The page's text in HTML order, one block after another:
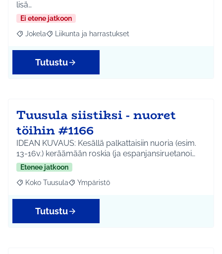
lisä…
Ei etene jatkoon
Rajaa tulokset aihepiirin mukaan: Jokela
Jokela Rajaa tulokset teeman mukaan: Liikunta ja
Liikunta ja harrastukset
Tutustu
Tuusula siistiksi - nuoret
töihin #1166
IDEAN KUVAUS: Kesällä palkattaisiin nuoria (esim.
13-16v.) keräämään roskia (ja espanjansiruetanoi…
Etenee jatkoon
Rajaa tulokset aihepiirin mukaan: Koko Tuusula
Koko Tuusula Rajaa tulokset teeman mukaan: Ympäristö
Ympäristö
Tutustu